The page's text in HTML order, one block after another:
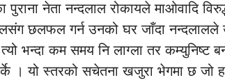
नेता नन्दलाल रोकायले माओवादि
छलफल गर्न उनको घर जाँदा नन्दलालले
भन्दा कम समय नि लाग्ला तर कम्युनिष्ट
। यो स्तरको सचेतना खजुरा भेगमा छ जो